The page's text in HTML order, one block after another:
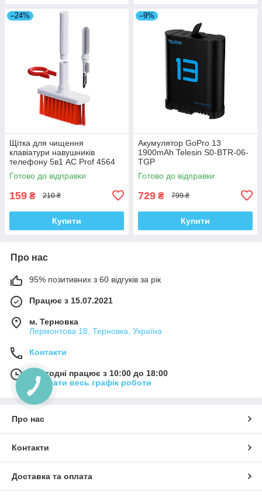
–24%
Щітка для чищення
клавіатури навушників
телефону 5в1 AC Prof 4564
kr
Готово до відправки
159 ₴ 210 ₴
Купити
–9%
Акумулятор GoPro 13
1900mAh Telesin S0-BTR-06-
TGP
Готово до відправки
729 ₴ 799 ₴
Купити
Про нас
95% позитивних з 60 відгуків за рік
Працює з 15.07.2021
м. Терновка
Лермонтова 18, Терновка, Україна
Контакти
Сьогодні працює з 10:00 до 18:00
Показати весь графік роботи
Про нас
Контакти
Доставка та оплата